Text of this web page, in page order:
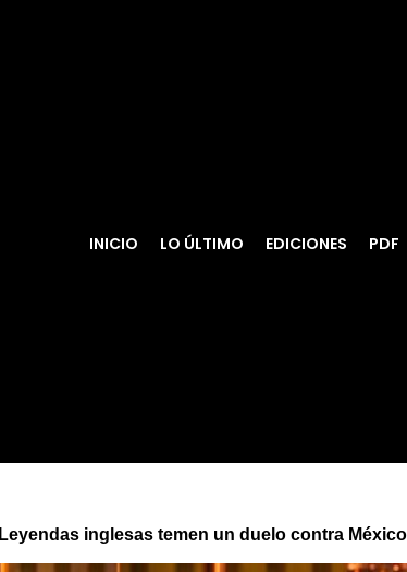
INICIO LO ÚLTIMO EDICIONES PDF
Leyendas inglesas temen un duelo contra